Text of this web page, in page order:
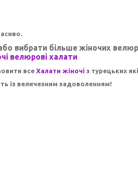
вибрати більше жіночих
велюрові халати
все Халати жіночі з турецьких
із величезним задоволенням!